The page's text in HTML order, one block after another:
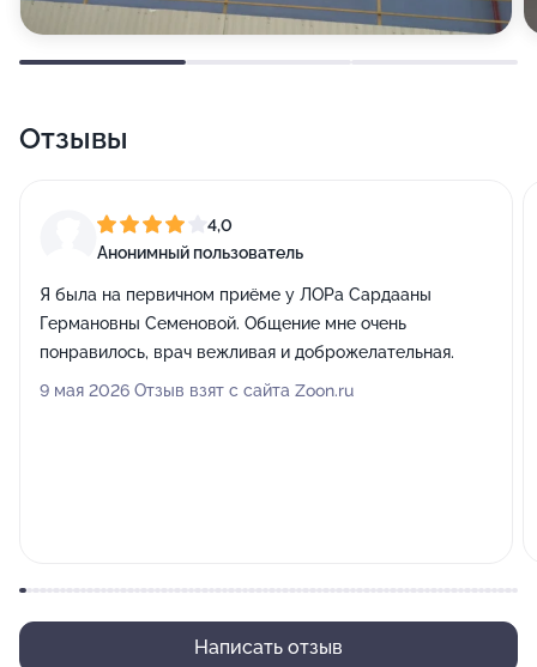
Отзывы
4,0
Анонимный пользователь
Я была на первичном приёме у ЛОРа Сардааны
Германовны Семеновой. Общение мне очень
понравилось, врач вежливая и доброжелательная.
9 мая 2026 Отзыв взят с сайта Zoon.ru
Написать отзыв